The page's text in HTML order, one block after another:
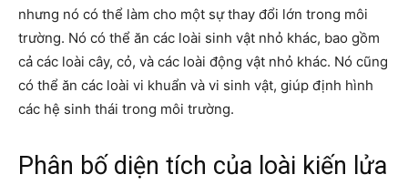
nhưng nó có thể làm cho một sự thay đổi lớn trong môi
trường. Nó có thể ăn các loài sinh vật nhỏ khác, bao gồm
cả các loài cây, cỏ, và các loài động vật nhỏ khác. Nó cũng
có thể ăn các loài vi khuẩn và vi sinh vật, giúp định hình
các hệ sinh thái trong môi trường.
Phân bố diện tích của loài kiến lửa